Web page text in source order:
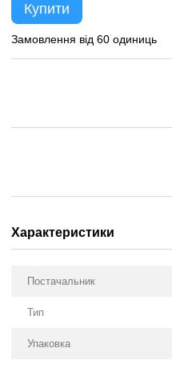
Купити
Замовлення від 60 одиниць
Характеристики
Постачальник
Тип
Упаковка